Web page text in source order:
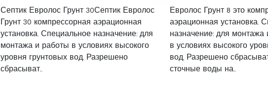
Септик Евролос Грунт 30Септик Евролос
Грунт 30 компрессорная аэрационная
установка. Специальное назначение: для
монтажа и работы в условиях высокого
уровня грунтовых вод. Разрешено
сбрасыват..
Евролос Грунт 8 это
аэрационная установка.
назначение: для монтажа
в условиях высокого
вод. Разрешено
сточные воды на..